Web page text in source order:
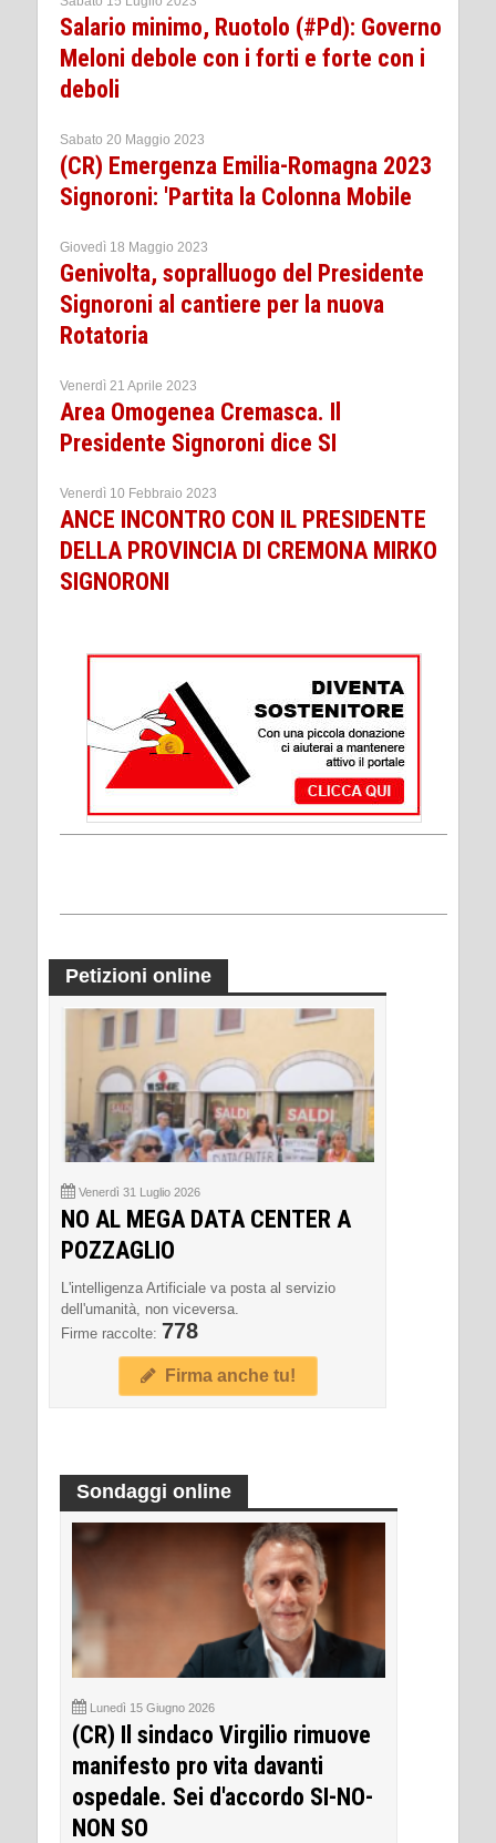
Salario minimo, Ruotolo (#Pd): Governo
Meloni debole con i forti e forte con i
deboli
Sabato 20 Maggio 2023
(CR) Emergenza Emilia-Romagna 2023
Signoroni: 'Partita la Colonna Mobile
Giovedì 18 Maggio 2023
Genivolta, sopralluogo del Presidente
Signoroni al cantiere per la nuova
Rotatoria
Venerdì 21 Aprile 2023
Area Omogenea Cremasca. Il
Presidente Signoroni dice SI
Venerdì 10 Febbraio 2023
ANCE INCONTRO CON IL PRESIDENTE
DELLA PROVINCIA DI CREMONA MIRKO
SIGNORONI
Petizioni online
Venerdì 31 Luglio 2026
NO AL MEGA DATA CENTER A
POZZAGLIO
L'intelligenza Artificiale va posta al servizio
dell'umanità, non viceversa.
Firme raccolte: 778
Firma anche tu!
Sondaggi online
Lunedì 15 Giugno 2026
(CR) Il sindaco Virgilio rimuove
manifesto pro vita davanti
ospedale. Sei d'accordo SI-NO-
NON SO